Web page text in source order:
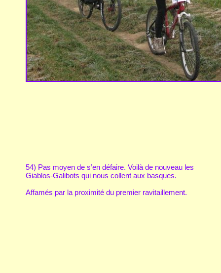
54) Pas moyen de s’en défaire. Voilà de nouveau les
Giablos-Galibots qui nous collent aux basques.
Affamés par la proximité du premier ravitaillement.